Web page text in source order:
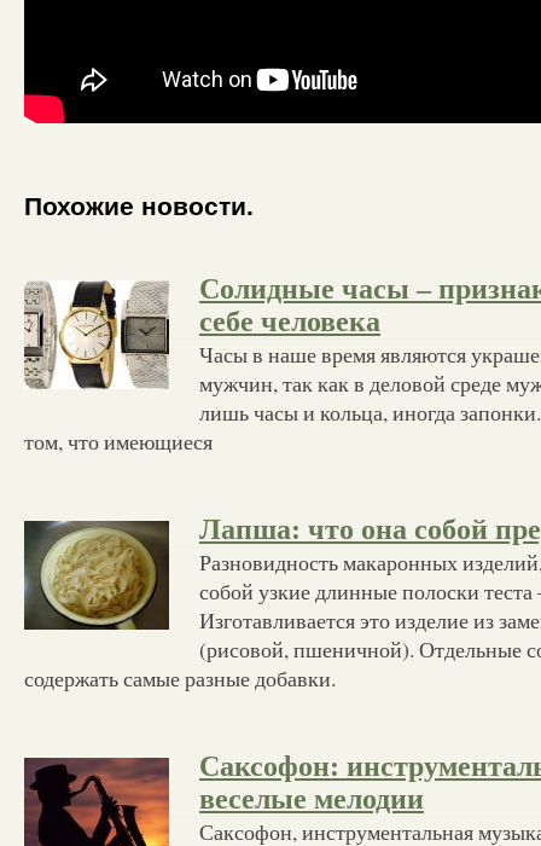
Похожие новости.
Солидные часы –
себе человека
Часы в наше время являются
мужчин, так как в деловой среде
лишь часы и кольца, иногда
том, что имеющиеся
Лапша: что она собой
Разновидность макаронных
собой узкие длинные полоски
Изготавливается это изделие из
(рисовой, пшеничной). Отдельные
содержать самые разные добавки.
Саксофон:
веселые мелодии
Саксофон, инструментальная